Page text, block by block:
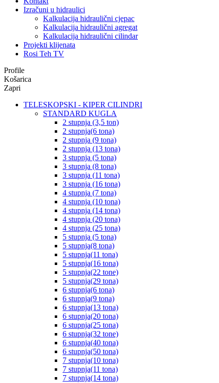
Izračuni u hidraulici
Kalkulacija hidraulični cjepac
Kalkulacija hidraulični agregat
Kalkulacija hidraulični cilindar
Projekti klijenata
Rosi Teh TV
Profile
Košarica
Zapri
TELESKOPSKI - KIPER CILINDRI
STANDARD KUGLA
2 stupnja (3,5 ton)
2 stupnja(6 tona)
2 stupnja (9 tona)
2 stupnja (13 tona)
3 stupnja (5 tona)
3 stupnja (8 tona)
3 stupnja (11 tona)
3 stupnja (16 tona)
4 stupnja (7 tona)
4 stupnja (10 tona)
4 stupnja (14 tona)
4 stupnja (20 tona)
4 stupnja (25 tona)
5 stupnja (5 tona)
5 stupnja(8 tona)
5 stupnja(11 tona)
5 stupnja(16 tona)
5 stupnja(22 tone)
5 stupnja(29 tona)
6 stupnja(6 tona)
6 stupnja(9 tona)
6 stupnja(13 tona)
6 stupnja(20 tona)
6 stupnja(25 tona)
6 stupnja(32 tone)
6 stupnja(40 tona)
6 stupnja(50 tona)
7 stupnja(10 tona)
7 stupnja(11 tona)
7 stupnja(14 tona)